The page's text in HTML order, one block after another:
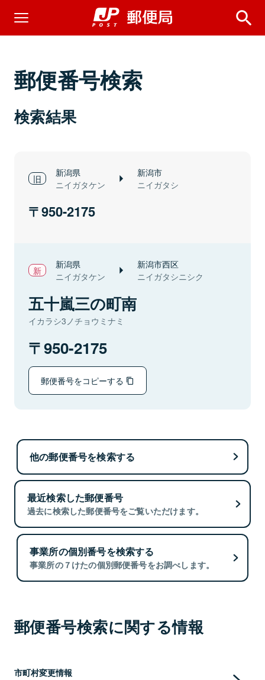
郵便番号検索
検索結果
新潟県
ニイガタケン
新潟市
ニイガタシ
950-2175
新潟県
ニイガタケン
新潟市西区
ニイガタシニシク
五十嵐三の町南
イカラシ3ノチョウミナミ
950-2175
郵便番号をコピーする
他の郵便番号を検索する
最近検索した郵便番号
過去に検索した郵便番号をご覧いただけます。
事業所の個別番号を検索する
事業所の７けたの個別郵便番号をお調べします。
郵便番号検索に関する情報
市町村変更情報